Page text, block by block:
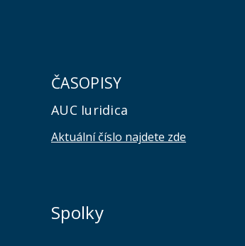
ČASOPISY
AUC Iuridica
Aktuální číslo najdete zde
Spolky